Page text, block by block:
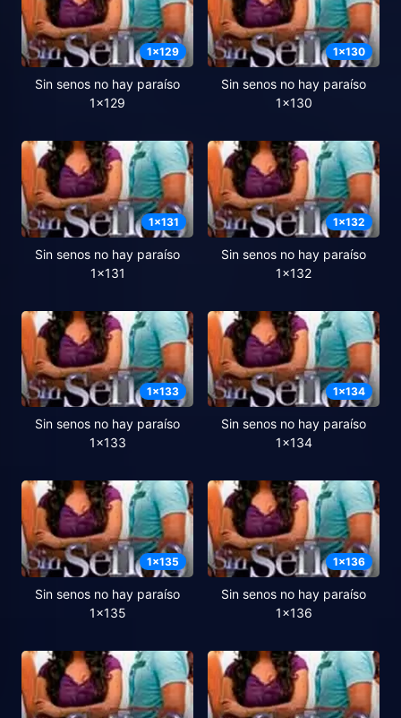
1x129
Sin senos no hay paraíso
1x129
1x130
Sin senos no hay paraíso
1x130
1x131
Sin senos no hay paraíso
1x131
1x132
Sin senos no hay paraíso
1x132
1x133
Sin senos no hay paraíso
1x133
1x134
Sin senos no hay paraíso
1x134
1x135
Sin senos no hay paraíso
1x135
1x136
Sin senos no hay paraíso
1x136